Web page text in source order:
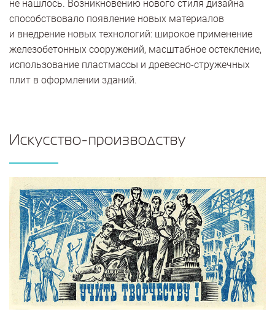
не нашлось. Возникновению нового стиля дизайна
способствовало появление новых материалов
и внедрение новых технологий: широкое применение
железобетонных сооружений, масштабное остекление,
использование пластмассы и древесно-стружечных
плит в оформлении зданий.
Искусство-производству